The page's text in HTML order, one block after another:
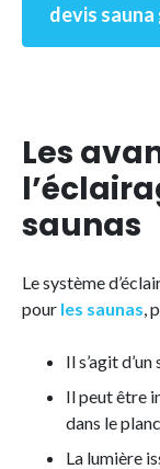
devis
Les
saunas
Le système
pour les saunas,
Il s’agit
Il peut être
dans le
La lumière